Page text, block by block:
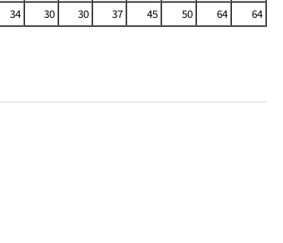
34 30 30 37 45 50 64 64